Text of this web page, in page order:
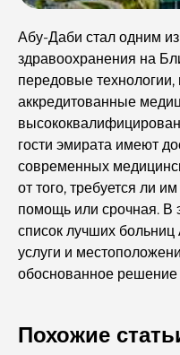
Абу-Даби стал одним
здравоохранения на
передовые
аккредитованные
гости эмирата имеют
современных
от того, требуется ли
помощь или срочная. В
список лучших
услуги и
обоснованное решение
Похожие